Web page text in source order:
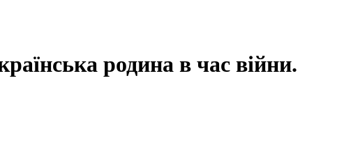
родина в час війни.